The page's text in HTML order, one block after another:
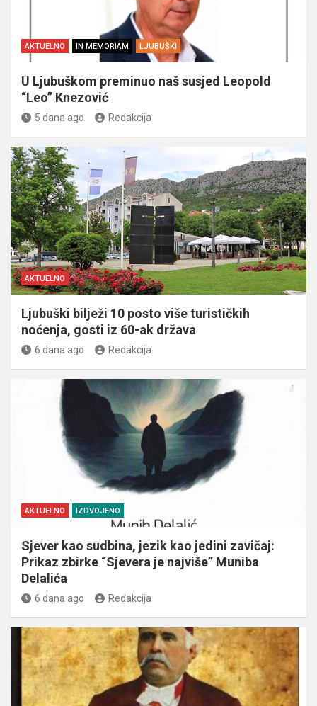
AKTUELNO IN MEMORIAM LJUBUŠKI
U Ljubuškom preminuo naš susjed Leopold
“Leo” Knezović
5 dana ago Redakcija
AKTUELNO
Ljubuški bilježi 10 posto više turističkih
noćenja, gosti iz 60-ak država
6 dana ago Redakcija
AKTUELNO IZDVOJENO
Sjever kao sudbina, jezik kao jedini zavičaj:
Prikaz zbirke “Sjevera je najviše” Muniba
Delalića
6 dana ago Redakcija